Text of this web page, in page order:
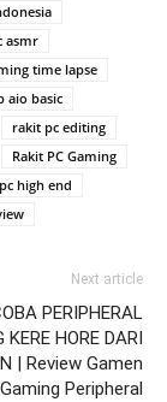
asmr
time lapse
aio basic
rakit pc editing
Rakit PC Gaming
high end
Next article
PERIPHERAL
KERE HORE DARI
| Review Gamen
Gaming Peripheral